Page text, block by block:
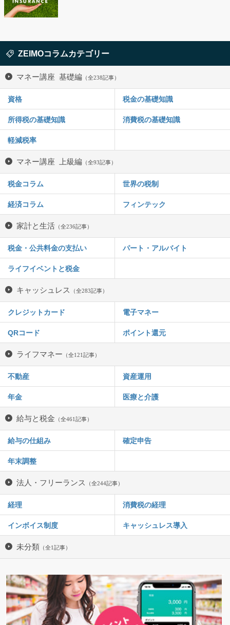
ZEIMOコラムカテゴリー
マネー講座 基礎編 （全238記事）
資格 税金の基礎知識
所得税の基礎知識 消費税の基礎知識
軽減税率
マネー講座 上級編 （全93記事）
税金コラム 世界の税制
経済コラム フィンテック
家計と生活 （全236記事）
税金・公共料金の支払い パート・アルバイト
ライフイベントと税金
キャッシュレス （全283記事）
クレジットカード 電子マネー
QRコード ポイント還元
ライフマネー （全121記事）
不動産 資産運用
年金 医療と介護
給与と税金 （全461記事）
給与の仕組み 確定申告
年末調整
法人・フリーランス （全244記事）
経理 消費税の経理
インボイス制度 キャッシュレス導入
未分類 （全1記事）